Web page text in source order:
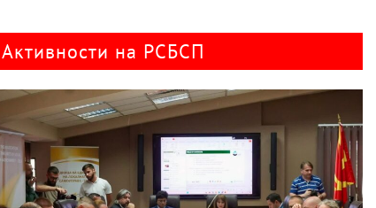
Активности на РСБСП